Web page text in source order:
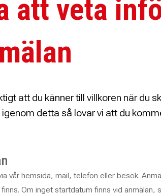
att veta
att du känner till villkoren när du
detta så lovar vi att du
vår hemsida, mail, telefon eller besök.
Om inget startdatum finns vid anmälan,